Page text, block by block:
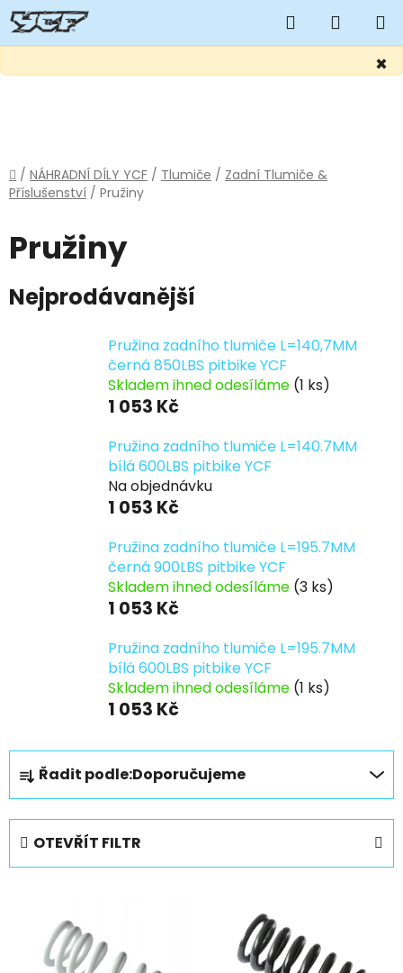
×
Hledat
KOŠÍK
Domů
/ NÁHRADNÍ DÍLY YCF / Tlumiče / Zadní Tlumiče &
Příslušenství / Pružiny
Pružiny
Nejprodávanější
Pružina zadního tlumiče L=140,7MM
černá 850LBS pitbike YCF
Skladem ihned odesíláme (1 ks)
1 053 Kč
Pružina zadního tlumiče L=140.7MM
bílá 600LBS pitbike YCF
Na objednávku
1 053 Kč
Pružina zadního tlumiče L=195.7MM
černá 900LBS pitbike YCF
Skladem ihned odesíláme (3 ks)
1 053 Kč
Pružina zadního tlumiče L=195.7MM
bílá 600LBS pitbike YCF
Skladem ihned odesíláme (1 ks)
1 053 Kč
Ř
a
z
e
n
í
Řadit podle:Doporučujeme
OTEVŘÍT FILTR